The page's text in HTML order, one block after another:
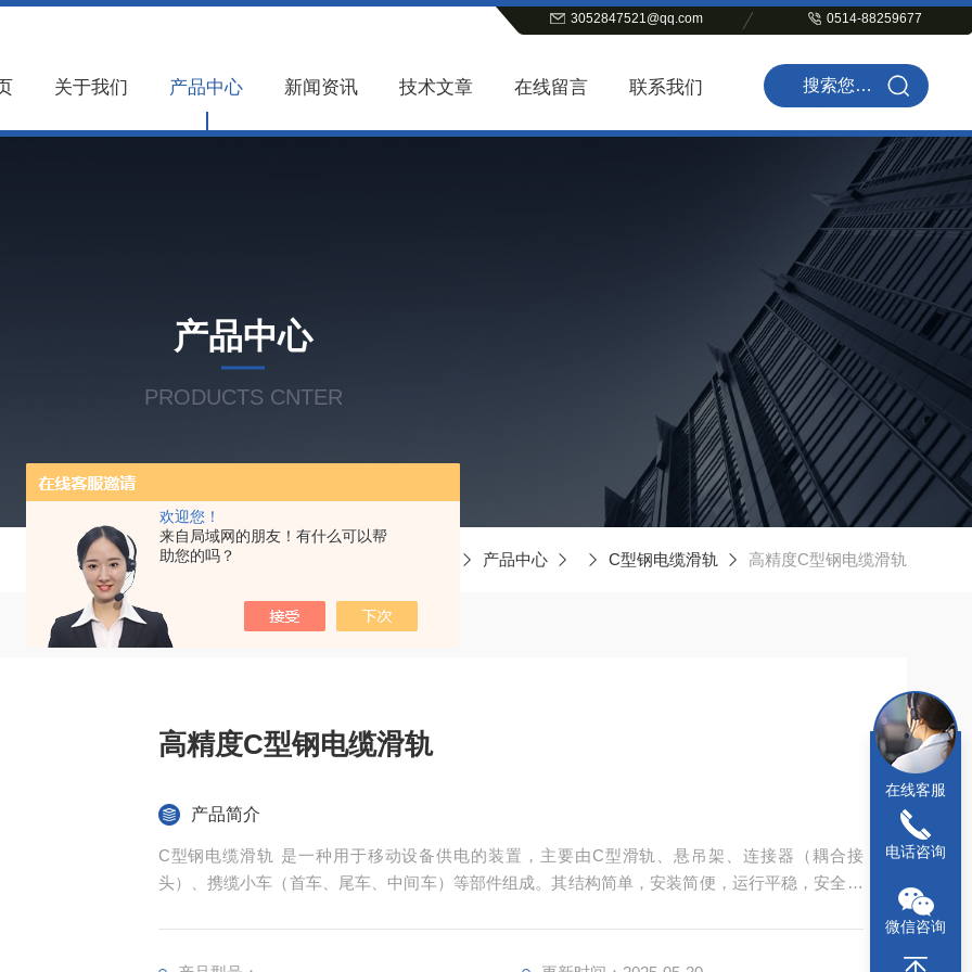
欢迎您！
来自局域网的朋友！有什么可以帮
助您的吗？
3052847521@qq.com 0514-88259677
关于我们 产品中心 新闻资讯 技术文章 在线留言 联系我们
产品中心
PRODUCTS CNTER
产品中心 C型钢电缆滑轨 高精度C型钢电缆滑轨
高精度C型钢电缆滑轨
产品简介
C型钢电缆滑轨 ‌是一种用于移动设备供电的装置，主要由C型滑轨、悬吊架、连接器（耦合接
头）、携缆小车（首车、尾车、中间车）等部件组成。其结构简单，安装简便，运行平稳，安全可
在线客服
电话咨询
微信咨询